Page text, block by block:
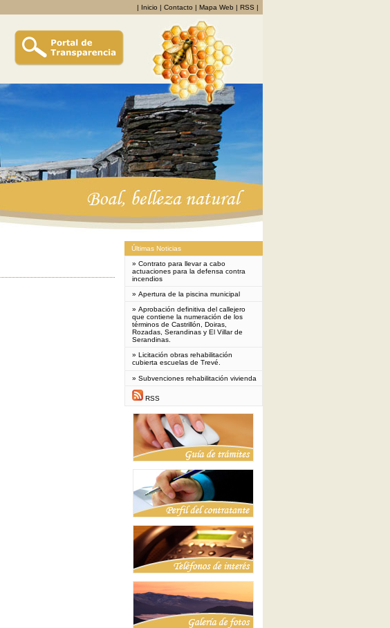
| Inicio |Contacto |Mapa Web |RSS |
Últimas Noticias
» Contrato para llevar a cabo
actuaciones para la defensa contra
incendios
» Apertura de la piscina municipal
» Aprobación definitiva del callejero
que contiene la numeración de los
términos de Castrillón, Doiras,
Rozadas, Serandinas y El Villar de
Serandinas.
» Licitación obras rehabilitación
cubierta escuelas de Trevé.
» Subvenciones rehabilitación vivienda
RSS